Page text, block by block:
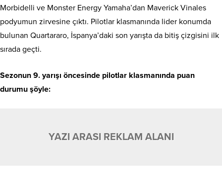
Morbidelli ve Monster Energy Yamaha’dan Maverick Vinales
podyumun zirvesine çıktı. Pilotlar klasmanında lider konumda
bulunan Quartararo, İspanya’daki son yarışta da bitiş çizgisini ilk
sırada geçti.
Sezonun 9. yarışı öncesinde pilotlar klasmanında puan
durumu şöyle:
YAZI ARASI REKLAM ALANI